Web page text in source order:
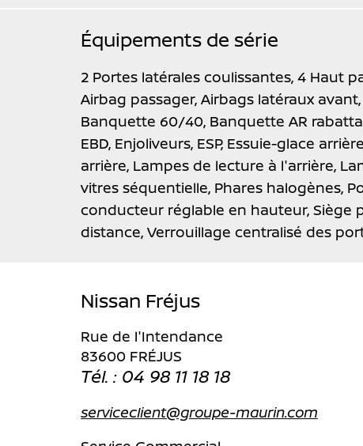
Équipements de série
2 Portes latérales coulissantes, 4 Haut
Airbag passager, Airbags latéraux avant,
Banquette 60/40, Banquette AR
EBD, Enjoliveurs, ESP, Essuie-glace
arrière, Lampes de lecture à l'arrière,
vitres séquentielle, Phares halogènes,
conducteur réglable en hauteur, Siège
distance, Verrouillage centralisé des
Nissan Fréjus
Rue de l'Intendance
83600 FRÉJUS
Tél. : 04 98 11 18 18
serviceclient@groupe-maurin.com